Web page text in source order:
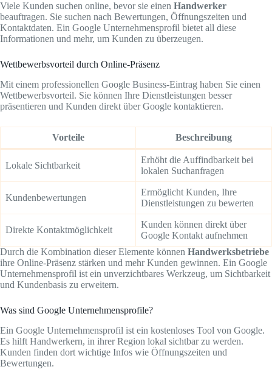
Viele Kunden suchen online, bevor sie einen Handwerker
beauftragen. Sie suchen nach Bewertungen, Öffnungszeiten und
Kontaktdaten. Ein Google Unternehmensprofil bietet all diese
Informationen und mehr, um Kunden zu überzeugen.
Wettbewerbsvorteil durch Online-Präsenz
Mit einem professionellen Google Business-Eintrag haben Sie einen
Wettbewerbsvorteil. Sie können Ihre Dienstleistungen besser
präsentieren und Kunden direkt über Google kontaktieren.
Vorteile Beschreibung
Lokale Sichtbarkeit
Erhöht die Auffindbarkeit bei
lokalen Suchanfragen
Kundenbewertungen
Ermöglicht Kunden, Ihre
Dienstleistungen zu bewerten
Direkte Kontaktmöglichkeit
Kunden können direkt über
Google Kontakt aufnehmen
Durch die Kombination dieser Elemente können Handwerksbetriebe
ihre Online-Präsenz stärken und mehr Kunden gewinnen. Ein Google
Unternehmensprofil ist ein unverzichtbares Werkzeug, um Sichtbarkeit
und Kundenbasis zu erweitern.
Was sind Google Unternehmensprofile?
Ein Google Unternehmensprofil ist ein kostenloses Tool von Google.
Es hilft Handwerkern, in ihrer Region lokal sichtbar zu werden.
Kunden finden dort wichtige Infos wie Öffnungszeiten und
Bewertungen.